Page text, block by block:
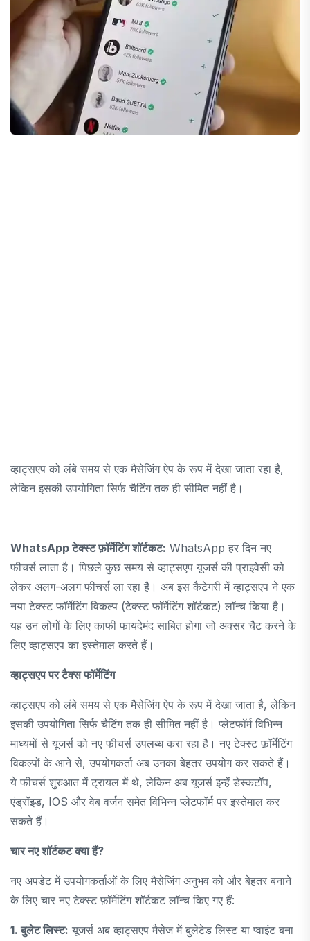
व्हाट्सएप को लंबे समय से एक मैसेजिंग ऐप के रूप में देखा जाता रहा है,
लेकिन इसकी उपयोगिता सिर्फ चैटिंग तक ही सीमित नहीं है।
WhatsApp टेक्स्ट फ़ॉर्मेटिंग शॉर्टकट: WhatsApp हर दिन नए
फीचर्स लाता है। पिछले कुछ समय से व्हाट्सएप यूजर्स की प्राइवेसी को
लेकर अलग-अलग फीचर्स ला रहा है। अब इस कैटेगरी में व्हाट्सएप ने एक
नया टेक्स्ट फॉर्मेटिंग विकल्प (टेक्स्ट फॉर्मेटिंग शॉर्टकट) लॉन्च किया है।
यह उन लोगों के लिए काफी फायदेमंद साबित होगा जो अक्सर चैट करने के
लिए व्हाट्सएप का इस्तेमाल करते हैं।
व्हाट्सएप पर टैक्स फॉर्मेटिंग
व्हाट्सएप को लंबे समय से एक मैसेजिंग ऐप के रूप में देखा जाता है, लेकिन
इसकी उपयोगिता सिर्फ चैटिंग तक ही सीमित नहीं है। प्लेटफॉर्म विभिन्न
माध्यमों से यूजर्स को नए फीचर्स उपलब्ध करा रहा है। नए टेक्स्ट फ़ॉर्मेटिंग
विकल्पों के आने से, उपयोगकर्ता अब उनका बेहतर उपयोग कर सकते हैं।
ये फीचर्स शुरुआत में ट्रायल में थे, लेकिन अब यूजर्स इन्हें डेस्कटॉप,
एंड्रॉइड, IOS और वेब वर्जन समेत विभिन्न प्लेटफॉर्म पर इस्तेमाल कर
सकते हैं।
चार नए शॉर्टकट क्या हैं?
नए अपडेट में उपयोगकर्ताओं के लिए मैसेजिंग अनुभव को और बेहतर बनाने
के लिए चार नए टेक्स्ट फ़ॉर्मेटिंग शॉर्टकट लॉन्च किए गए हैं:
1. बुलेट लिस्ट: यूजर्स अब व्हाट्सएप मैसेज में बुलेटेड लिस्ट या प्वाइंट बना